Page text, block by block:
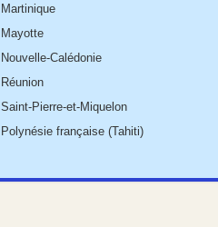
Martinique
Mayotte
Nouvelle-Calédonie
Réunion
Saint-Pierre-et-Miquelon
Polynésie française (Tahiti)